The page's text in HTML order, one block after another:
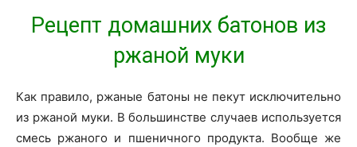
Рецепт домашних батонов из
ржаной муки
Как правило, ржаные батоны не пекут исключительно
из ржаной муки. В большинстве случаев используется
смесь ржаного и пшеничного продукта. Вообще же